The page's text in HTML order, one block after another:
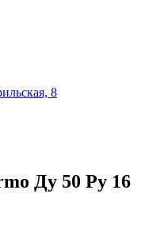
8
Ду 50 Ру 16